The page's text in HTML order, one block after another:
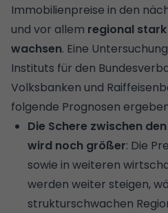
Immobilienpreise in den
und vor allem regional
wachsen. Eine
Instituts ‌für den
Volksbanken und
folgende Prognosen
Die Schere zwischen
wird noch größer: Die
sowie in weiteren
werden weiter steigen,
strukturschwachen